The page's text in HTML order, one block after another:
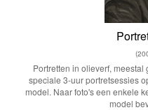
Portretten in olieverf,
speciale 3-uur portretsessies
model. Naar foto's een enkele
model